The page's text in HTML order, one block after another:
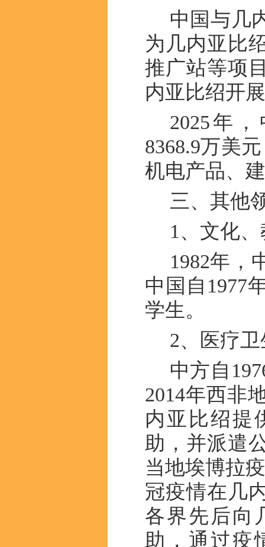
中国与几
为几内亚比
推广站等项
内亚比绍开
2025年
8368.9万美
机电产品、
三、其他
1、文化
1982年，
中国自1977
学生。
2、医疗
中方自
2014年西非
内亚比绍提
助，并派遣
当地埃博拉
冠疫情在几
各界先后向
助，通过疫